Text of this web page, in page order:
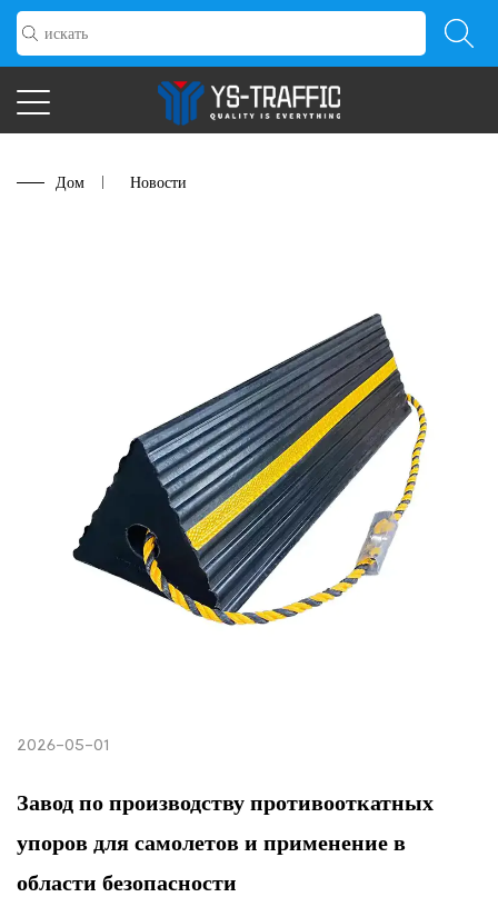
Дом Новости
2026-05-01
Завод по производству противооткатных
упоров для самолетов и применение в
области безопасности